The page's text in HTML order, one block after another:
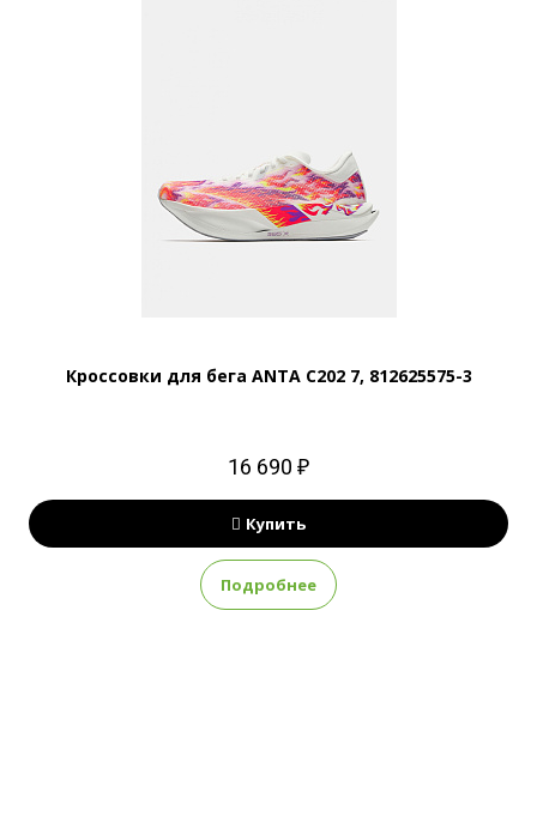
Кроссовки для бега ANTA C202 7, 812625575-3
16 690 ₽
Купить
Подробнее